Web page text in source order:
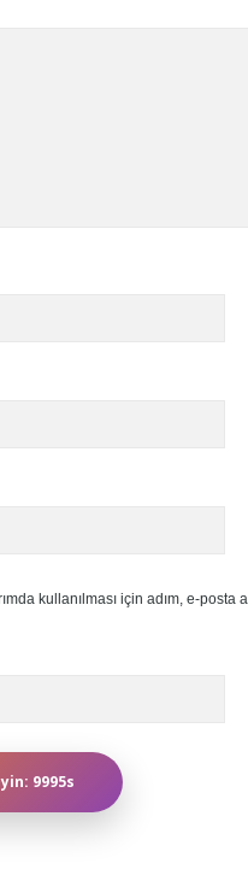
kullanılması için adım, e-